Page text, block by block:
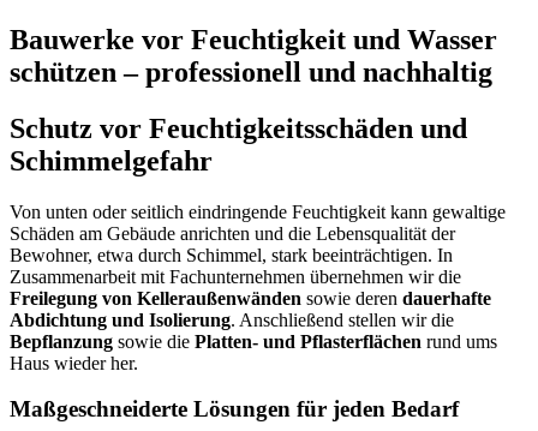
Bauwerke vor Feuchtigkeit und Wasser
schützen – professionell und nachhaltig
Schutz vor Feuchtigkeitsschäden und
Schimmelgefahr
Von unten oder seitlich eindringende Feuchtigkeit kann gewaltige
Schäden am Gebäude anrichten und die Lebensqualität der
Bewohner, etwa durch Schimmel, stark beeinträchtigen. In
Zusammenarbeit mit Fachunternehmen übernehmen wir die
Freilegung von Kelleraußenwänden sowie deren dauerhafte
Abdichtung und Isolierung. Anschließend stellen wir die
Bepflanzung sowie die Platten- und Pflasterflächen rund ums
Haus wieder her.
Maßgeschneiderte Lösungen für jeden Bedarf